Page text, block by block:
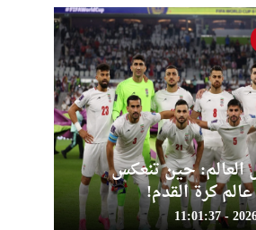
العالم: حين تنعكس
كرة القدم!